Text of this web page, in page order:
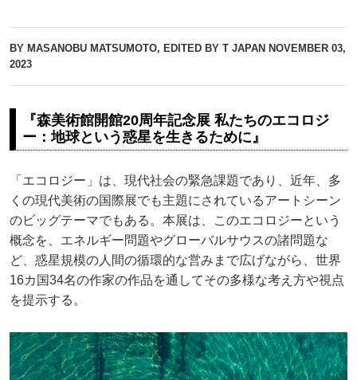
BY MASANOBU MATSUMOTO, EDITED BY T JAPAN NOVEMBER 03,
2023
『森美術館開館20周年記念展 私たちのエコロジ
ー：地球という惑星を生きるために』
「エコロジー」は、現代社会の緊急課題であり、近年、多
くの現代美術の国際展でも主題にされているアートシーン
のビッグテーマでもある。本展は、このエコロジーという
概念を、エネルギー問題やグローバルサウスの諸問題な
ど、惑星規模の人間の循環的な営みまで広げながら、世界
16カ国34名の作家の作品を通してその多様な考え方や視点
を提示する。